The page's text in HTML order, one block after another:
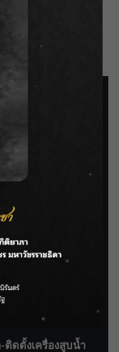
ติดตั้งเครื่องสูบน้ำ